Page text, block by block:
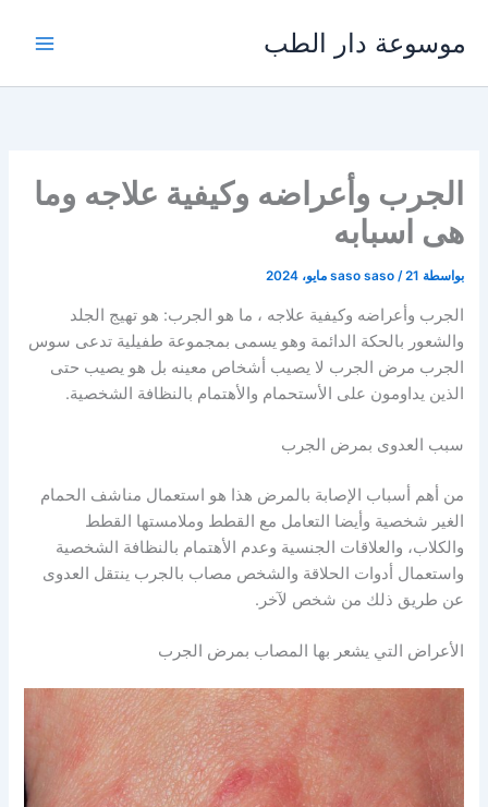
المحتوى
موسوعة دار الطب
الجرب وأعراضه وكيفية علاجه وما
هى اسبابه
بواسطة saso saso /21 مايو، 2024
الجرب وأعراضه وكيفية علاجه ، ما هو الجرب: هو تهيج الجلد
والشعور بالحكة الدائمة وهو يسمى بمجموعة طفيلية تدعى سوس
الجرب مرض الجرب لا يصيب أشخاص معينه بل هو يصيب حتى
الذين يداومون على الأستحمام والأهتمام بالنظافة الشخصية.
سبب العدوى بمرض الجرب
من أهم أسباب الإصابة بالمرض هذا هو استعمال مناشف الحمام
الغير شخصية وأيضا التعامل مع القطط وملامستها القطط
والكلاب، والعلاقات الجنسية وعدم الأهتمام بالنظافة الشخصية
واستعمال أدوات الحلاقة والشخص مصاب بالجرب ينتقل العدوى
عن طريق ذلك من شخص لآخر.
الأعراض التي يشعر بها المصاب بمرض الجرب